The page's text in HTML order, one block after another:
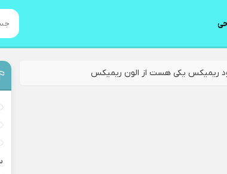
ریمیکس یکی هست از الون ریمیکس